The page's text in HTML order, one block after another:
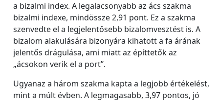
a bizalmi index. A legalacsonyabb az ács szakma
bizalmi indexe, mindössze 2,91 pont. Ez a szakma
szenvedte el a legjelentősebb bizalomvesztést is. A
bizalom alakulására bizonyára kihatott a fa árának
jelentős drágulása, ami miatt az építtetők az
„ácsokon verik el a port”.
Ugyanaz a három szakma kapta a legjobb értékelést,
mint a múlt évben. A legmagasabb, 3,97 pontos, jó